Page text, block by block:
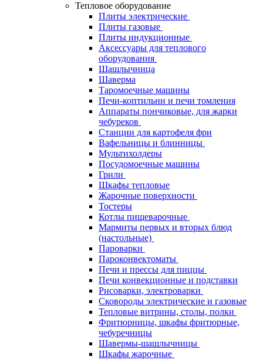
Тепловое оборудование
Плиты электрические
Плиты газовые
Плиты индукционные
Аксессуары для теплового
оборудования
Шашлычница
Шаверма
Таромоечные машины
Печи-коптильни и печи томления
Аппараты пончиковые, для жарки
чебуреков
Станции для картофеля фри
Вафельницы и блинницы
Мультихолдеры
Посудомоечные машины
Грили
Шкафы тепловые
Жарочные поверхности
Тостеры
Котлы пищеварочные
Мармиты первых и вторых блюд
(настольные)
Пароварки
Пароконвектоматы
Печи и прессы для пиццы
Печи конвекционные и подставки
Рисоварки, электроварки
Сковороды электрические и газовые
Тепловые витрины, столы, полки
Фритюрницы, шкафы фритюрные,
чебуречницы
Шавермы-шашлычницы
Шкафы жарочные